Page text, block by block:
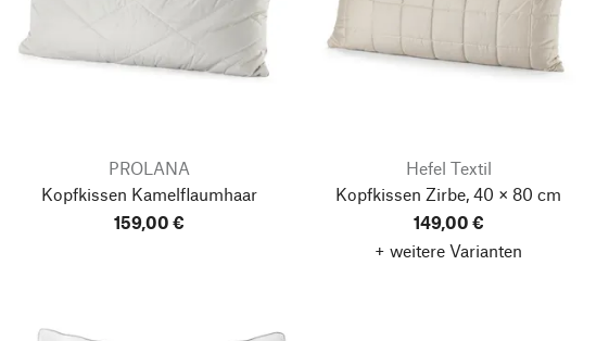
PROLANA
Kopfkissen Kamelflaumhaar
159,00 €
Hefel Textil
Kopfkissen Zirbe, 40 × 80 cm
149,00 €
+ weitere Varianten